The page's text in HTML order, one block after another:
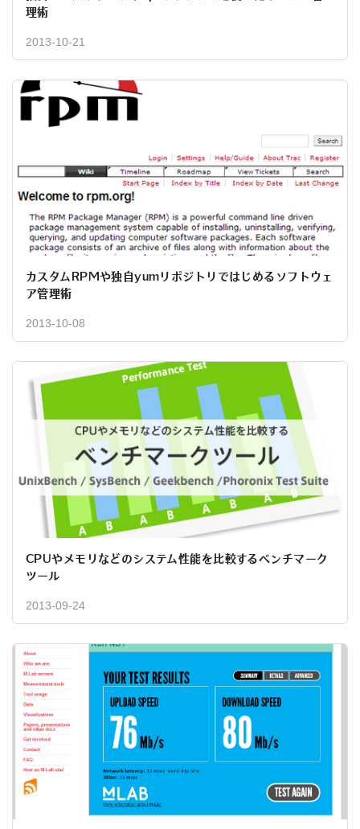
理術
2013-10-21
カスタムRPMや独自yumリポジトリではじめるソフトウェ
ア管理術
2013-10-08
CPUやメモリなどのシステム性能を比較するベンチマーク
ツール
2013-09-24